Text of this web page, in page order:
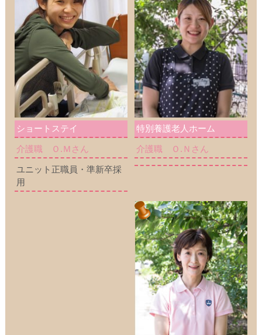
ショートステイ
介護職 Ｏ.Ｍさん
ユニット正職員・準新卒採
用
特別養護老人ホーム
介護職 Ｏ.Ｎさん